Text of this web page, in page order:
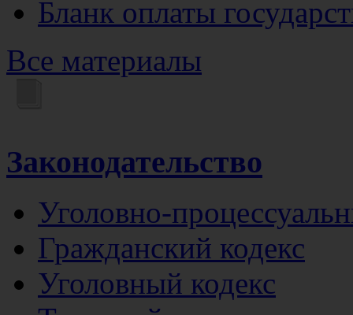
Бланк оплаты
Все материалы
Законодательство
Уголовно-
Гражданский кодекс
Уголовный кодекс